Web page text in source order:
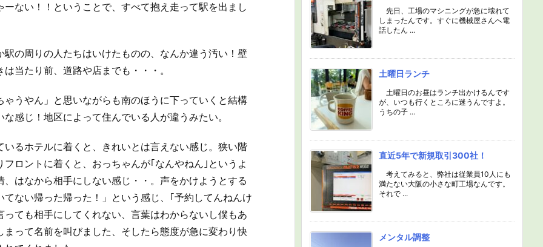
ーない！！ということで、すべて抱え走って駅を出まし
駅の周りの人たちはいけたものの、なんか違う汚い！壁
は当たり前、道路や店までも・・・。
ゃうやん」と思いながらも南のほうに下っていくと結構
な感じ！地区によって住んでいる人が違うみたい。
いるホテルに着くと、きれいとは言えない感じ。狭い階
フロントに着くと、おっちゃんが｢なんやねん｣というよ
、はなから相手にしない感じ・・。声をかけようとする
てない帰った帰った！」という感じ、｢予約してんねんけ
っても相手にしてくれない、言葉はわからないし僕もあ
まって名前を叫びました、そしたら態度が急に変わり快
先日、工場のマシニングが急に壊れて
しまったんです。すぐに機械屋さんへ電
話したん ...
土曜日ランチ
土曜日のお昼はランチ出かけるんです
が、いつも行くところに迷うんですよ。
うちの子 ...
直近5年で新規取引300社！
考えてみると、弊社は従業員10人にも
満たない大阪の小さな町工場なんです。
それで ...
メンタル調整